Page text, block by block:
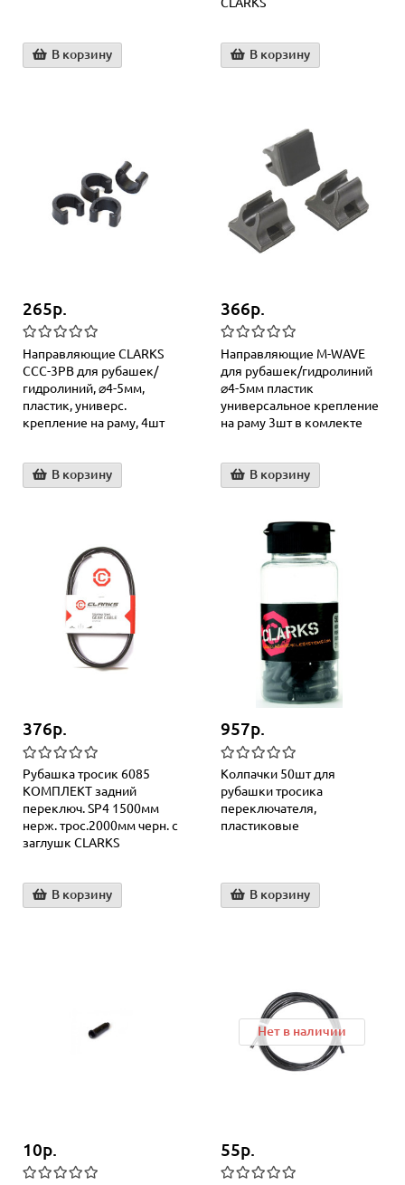
В корзину В корзину
265р.
Направляющие CLARKS
CCC-3PB для рубашек/
гидролиний, ⌀4-5мм,
пластик, универс.
крепление на раму, 4шт
В корзину
366р.
Направляющие M-WAVE
для рубашек/гидролиний
⌀4-5мм пластик
универсальное крепление
на раму 3шт в комлекте
В корзину
376р.
Рубашка тросик 6085
КОМПЛЕКТ задний
переключ. SP4 1500мм
нерж. трос.2000мм черн. с
заглушк СLARKS
В корзину
957р.
Колпачки 50шт для
рубашки тросика
переключателя,
пластиковые
В корзину
10р.
Нет в наличии
55р.